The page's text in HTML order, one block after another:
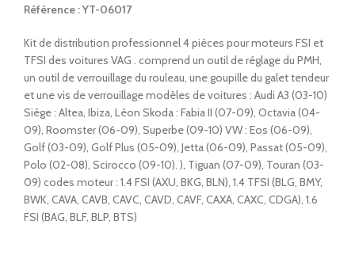
Référence : YT-06017
Kit de distribution professionnel 4 pièces pour moteurs FSI et
TFSI des voitures VAG . comprend un outil de réglage du PMH,
un outil de verrouillage du rouleau, une goupille du galet tendeur
et une vis de verrouillage modèles de voitures : Audi A3 (03-10)
Siège : Altea, Ibiza, Léon Skoda : Fabia II (07-09), Octavia (04-
09), Roomster (06-09), Superbe (09-10) VW : Eos (06-09),
Golf (03-09), Golf Plus (05-09), Jetta (06-09), Passat (05-09),
Polo (02-08), Scirocco (09-10). ), Tiguan (07-09), Touran (03-
09) codes moteur : 1.4 FSI (AXU, BKG, BLN), 1.4 TFSI (BLG, BMY,
BWK, CAVA, CAVB, CAVC, CAVD, CAVF, CAXA, CAXC, CDGA), 1.6
FSI (BAG, BLF, BLP, BTS)